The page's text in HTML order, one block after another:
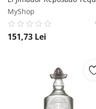
MyShop
151,73 Lei